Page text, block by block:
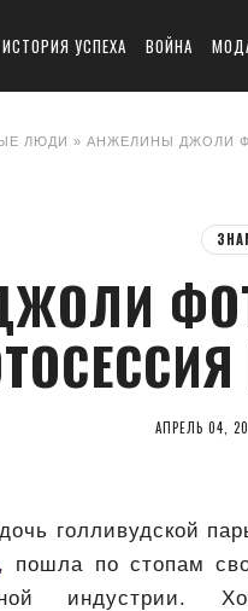
ИСТОРИЯ УСПЕХА ВОЙНА
ЛЮДИ » АНЖЕЛИНЫ ДЖОЛИ
АПРЕЛЬ 04,
голливудской
, пошла по стопам
индустрии.